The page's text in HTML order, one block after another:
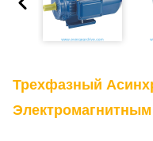
Трехфазный